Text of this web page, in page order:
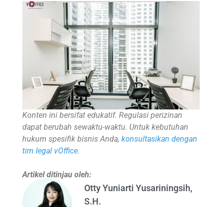
Konten ini bersifat edukatif. Regulasi perizinan
dapat berubah sewaktu-waktu. Untuk kebutuhan
hukum spesifik bisnis Anda, konsultasikan dengan
tim legal vOffice.
Artikel ditinjau oleh:
Otty Yuniarti Yusariningsih,
S.H.